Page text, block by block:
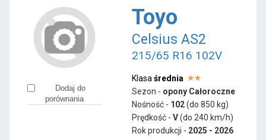
Dodaj do
porównania
Toyo
Celsius AS2
215/65 R16 102V
Klasa średnia
Sezon - opony Całoroczne
Nośność - 102(do 850 kg)
Prędkość - V(do 240 km/h)
Rok produkcji - 2025 - 2026